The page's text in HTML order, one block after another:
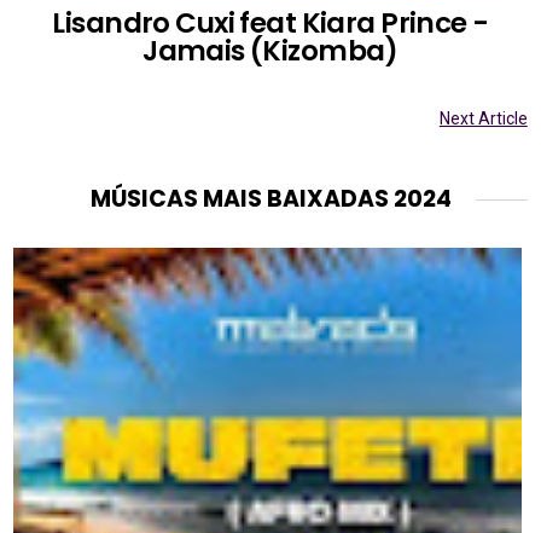
Lisandro Cuxi feat Kiara Prince -
Jamais (Kizomba)
Next Article
MÚSICAS MAIS BAIXADAS 2024